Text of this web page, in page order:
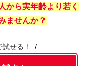
から実年齢より若く
ませんか？
せる！